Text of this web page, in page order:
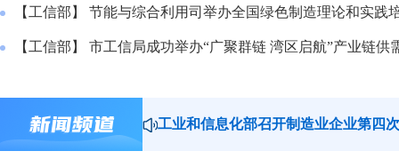
【工信部】 节能与综合利用司举办全国绿色制造理论和实
【工信部】 市工信局成功举办“广聚群链 湾区启航”产业
工业和信息化部召开制造业企业第四